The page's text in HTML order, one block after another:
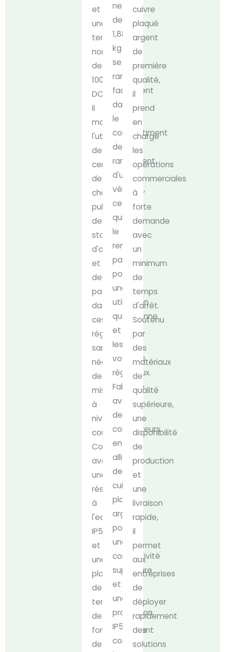
et
une
tension
nominale
de
1000V
DC,
il
maximise
l'utilité
des
centres
de
charge
publics,
des
stations
d'autoroute
et
des
parkings
dans
ces
régions
sans
nécessiter
de
mises
à
niveau
coûteuses.
Construit
avec
une
résistance
à
l'eau
IP54
et
une
plage
de
température
de
fonctionnement
de
net
de
1,88
kg
se
rangent
facilement
dans
le
compartiment
de
rangement
d'un
véhicule,
ce
qui
le
rend
parfait
pour
une
utilisation
quotidienne
et
les
voyages
régionaux.
Fabriqué
avec
des
conducteurs
en
alliage
de
cuivre
plaqué
argent
pour
une
conductivité
supérieure
et
une
protection
IP54
contre
cuivre
plaqué
argent
de
première
qualité,
il
prend
en
charge
les
opérations
commerciales
à
forte
demande
avec
un
minimum
de
temps
d'arrêt.
Soutenu
par
des
matériaux
de
qualité
supérieure,
une
disponibilité
de
production
et
une
livraison
rapide,
il
permet
aux
entreprises
de
déployer
rapidement
des
solutions